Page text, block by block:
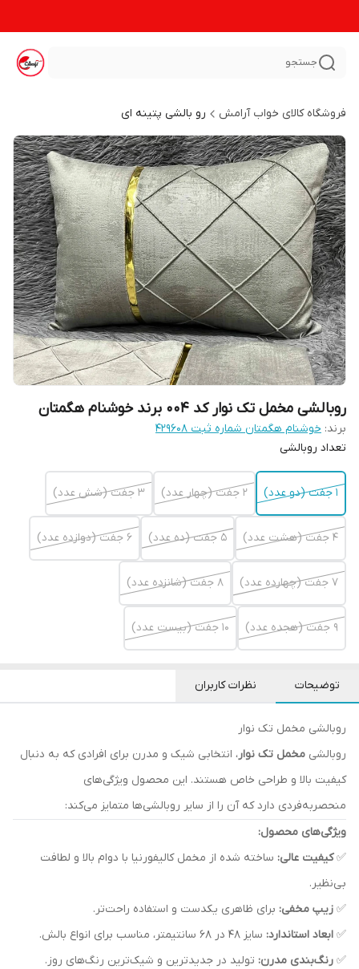
جستجو
فروشگاه کالای خواب آرامش رو بالشی پتینه ای
روبالشی مخمل تک نوار کد 004 برند خوشنام هگمتان
برند: خوشنام هگمتان شماره ثبت ۴۲۹۶۰۸
تعداد روبالشی
1 جفت (دو عدد) 2 جفت (چهار عدد) 3 جفت (شش عدد)
4 جفت (هشت عدد) 5 جفت (ده عدد) 6 جفت (دوازده عدد)
7 جفت (چهارده عدد) 8 جفت (شانزده عدد)
9 جفت (هجده عدد) 10 جفت (بیست عدد)
توضیحات نظرات کاربران
روبالشی مخمل تک نوار
روبالشی مخمل تک نوار، انتخابی شیک و مدرن برای افرادی که به دنبال
کیفیت بالا و طراحی خاص هستند. این محصول ویژگی‌های
منحصربه‌فردی دارد که آن را از سایر روبالشی‌ها متمایز می‌کند:
ویژگی‌های محصول:
✅کیفیت عالی: ساخته شده از مخمل کالیفورنیا با دوام بالا و لطافت
بی‌نظیر.
✅ زیپ مخفی: برای ظاهری یکدست و استفاده راحت‌تر.
✅ ابعاد استاندارد: سایز ۴۸ در ۶۸ سانتیمتر، مناسب برای انواع بالش.
✅ رنگ‌بندی مدرن: تولید در جدیدترین و شیک‌ترین رنگ‌های روز.